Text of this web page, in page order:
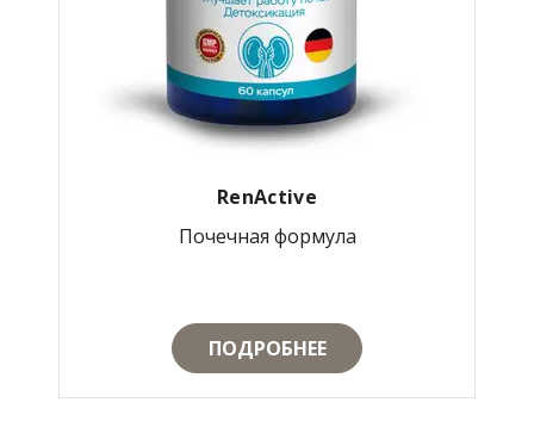
RenActive
Почечная формула
ПОДРОБНЕЕ